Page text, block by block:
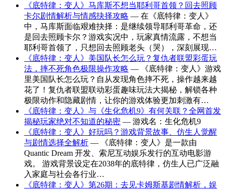
《底特律：变人》马库斯不想当耶利哥首领？回去照顾
卡尔剧情解析与情感抉择攻略 — 在《底特律：变人》
中，马库斯面临艰难抉择：是继续领导耶利哥革命，还
是回去照顾卡尔？游戏实况中，玩家真情流露，不想当
耶利哥首领了，只想回去照顾老头（哭），深刻展现…
《底特律：变人》美国队长怎么玩？复仇者联盟彩蛋玩
法，摔不死角色极限操作攻略 — 《底特律：变人》游戏
里美国队长怎么玩？自从发现角色摔不死，操作越来越
花了！复仇者联盟联动彩蛋趣味玩法大揭秘，解锁各种
极限动作和隐藏剧情，让你的游戏体验更加刺激有…
《底特律：变人》与《生化危机9》有何关联？全网首发
揭秘玩家绝对不知道的秘密 — 游戏名：生化危机9
《底特律：变人》好玩吗？游戏背景故事、仿生人觉醒
与剧情选择全解析 — 《底特律：变人》是一款由
Quantic Dream 开发、索尼互动娱乐发行的互动电影游
戏。 游戏背景设定在2038年的底特律，仿生人已广泛融
入家庭与社会各行业…
《底特律：变人》第26期：去见卡姆斯基剧情解析，娱